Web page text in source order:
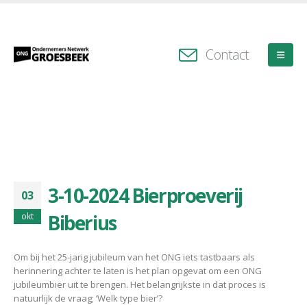
Contact
03
okt
3-10-2024 Bierproeverij
Biberius
Om bij het 25-jarig jubileum van het ONG iets tastbaars als
herinnering achter te laten is het plan opgevat om een ONG
jubileumbier uit te brengen. Het belangrijkste in dat proces is
natuurlijk de vraag; ‘Welk type bier’?